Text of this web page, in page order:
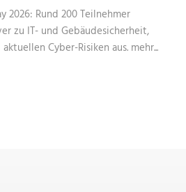
2026: Rund 200 Teilnehmer
zu IT- und Gebäudesicherheit,
Cyber-Risiken aus. mehr...